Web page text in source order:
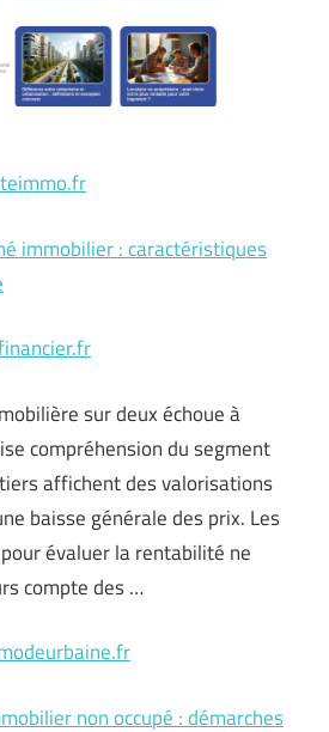
immobilier : caractéristiques
sur deux échoue à
compréhension du segment
affichent des valorisations
baisse générale des prix. Les
évaluer la rentabilité ne
compte des …
non occupé : démarches